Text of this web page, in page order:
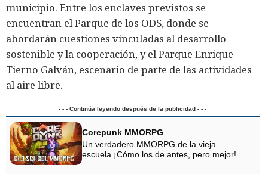
municipio. Entre los enclaves previstos se
encuentran el Parque de los ODS, donde se
abordarán cuestiones vinculadas al desarrollo
sostenible y la cooperación, y el Parque Enrique
Tierno Galván, escenario de parte de las actividades
al aire libre.
- - - Continúa leyendo después de la publicidad - - -
Corepunk MMORPG
Un verdadero MMORPG de la vieja
escuela ¡Cómo los de antes, pero mejor!